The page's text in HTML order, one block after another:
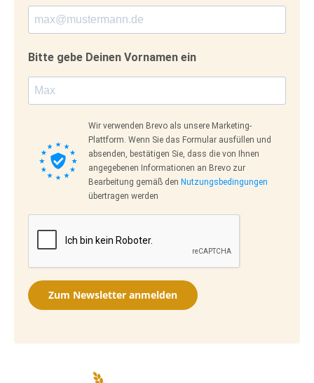
Bitte gebe Deinen Vornamen ein
Wir verwenden Brevo als unsere Marketing-
Plattform. Wenn Sie das Formular ausfüllen und
absenden, bestätigen Sie, dass die von Ihnen
angegebenen Informationen an Brevo zur
Bearbeitung gemäß den Nutzungsbedingungen
übertragen werden
Zum Newsletter anmelden